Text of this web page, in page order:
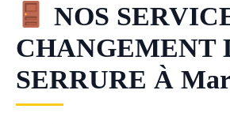
NOS
CHANGEMENT
SERRURE À